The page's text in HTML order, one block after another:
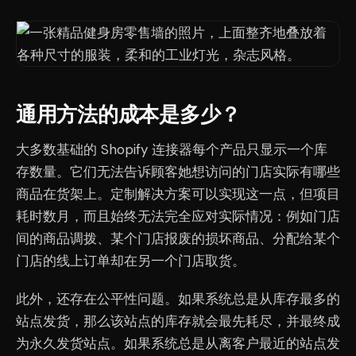
通用方法的成本是多少？
大多数基础的 Shopify 连接器每个产品只显示一个库
存数量。它们无法告诉顾客她想访问的门店实际有哪些
商品在货架上。定制解决方案可以实现这一点，但项目
耗时数月，而且始终无法完全应对实际情况：例如门店
间的商品调拨、某个门店报废的损坏商品、分配给某个
门店的线上订单却在另一个门店取货。
此外，还存在公平性问题。如果系统总是从库存最多的
站点发货，那么该站点的库存就会最先耗尽，并最终成
为永久发货站点。如果系统总是从离客户最近的站点发